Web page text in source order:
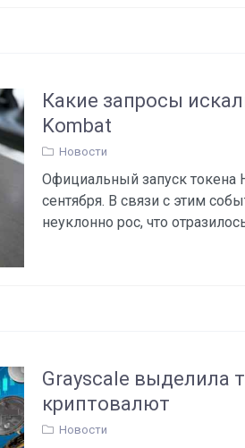
Какие запросы
Kombat
Новости
Официальный запуск токена
сентября. В связи с этим
неуклонно рос, что
Grayscale выделила
криптовалют
Новости